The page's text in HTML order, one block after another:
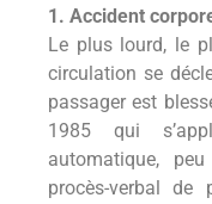
1. Accident
Le plus lourd, le
circulation se
passager est
1985 qui
automatique,
procès-verbal de